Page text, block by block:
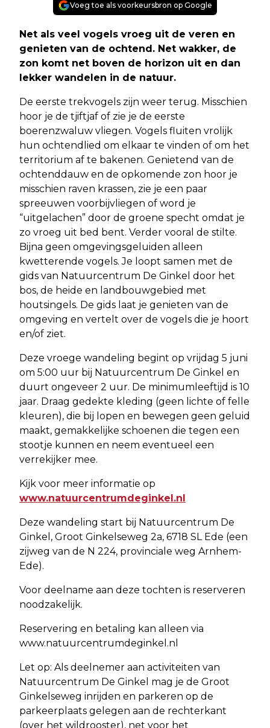
Voeg toe als voorkeursbron op Google
Net als veel vogels vroeg uit de veren en
genieten van de ochtend. Net wakker, de
zon komt net boven de horizon uit en dan
lekker wandelen in de natuur.
De eerste trekvogels zijn weer terug. Misschien
hoor je de tjiftjaf of zie je de eerste
boerenzwaluw vliegen. Vogels fluiten vrolijk
hun ochtendlied om elkaar te vinden of om het
territorium af te bakenen. Genietend van de
ochtenddauw en de opkomende zon hoor je
misschien raven krassen, zie je een paar
spreeuwen voorbijvliegen of word je
“uitgelachen” door de groene specht omdat je
zo vroeg uit bed bent. Verder vooral de stilte.
Bijna geen omgevingsgeluiden alleen
kwetterende vogels. Je loopt samen met de
gids van Natuurcentrum De Ginkel door het
bos, de heide en landbouwgebied met
houtsingels. De gids laat je genieten van de
omgeving en vertelt over de vogels die je hoort
en/of ziet.
Deze vroege wandeling begint op vrijdag 5 juni
om 5:00 uur bij Natuurcentrum De Ginkel en
duurt ongeveer 2 uur. De minimumleeftijd is 10
jaar. Draag gedekte kleding (geen lichte of felle
kleuren), die bij lopen en bewegen geen geluid
maakt, gemakkelijke schoenen die tegen een
stootje kunnen en neem eventueel een
verrekijker mee.
Kijk voor meer informatie op
www.natuurcentrumdeginkel.nl
Deze wandeling start bij Natuurcentrum De
Ginkel, Groot Ginkelseweg 2a, 6718 SL Ede (een
zijweg van de N 224, provinciale weg Arnhem-
Ede).
Voor deelname aan deze tochten is reserveren
noodzakelijk.
Reservering en betaling kan alleen via
www.natuurcentrumdeginkel.nl
Let op: Als deelnemer aan activiteiten van
Natuurcentrum De Ginkel mag je de Groot
Ginkelseweg inrijden en parkeren op de
parkeerplaats gelegen aan de rechterkant
(over het wildrooster), net voor het